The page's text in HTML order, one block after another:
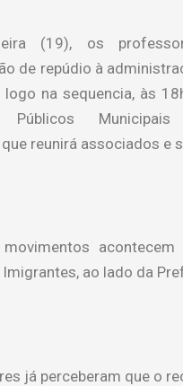
(19), os
de repúdio à
na sequencia, às
Públicos
reunirá associados e
acontecem
ao lado da
já perceberam que o